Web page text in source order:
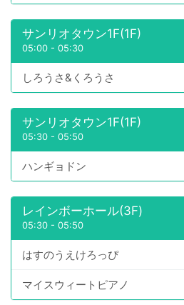
サンリオタウン1F(1F)
05:00 - 05:30
しろうさ&くろうさ
サンリオタウン1F(1F)
05:30 - 05:50
ハンギョドン
レインボーホール(3F)
05:30 - 05:50
はすのうえけろっぴ
マイスウィートピアノ